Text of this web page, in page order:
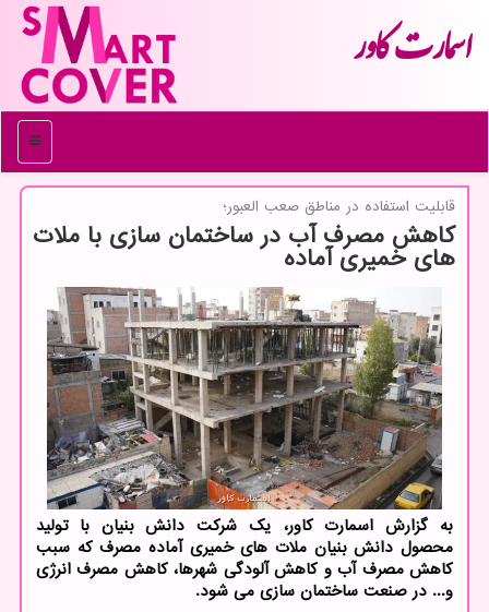
اسمارت كاور
منو
قابلیت استفاده در مناطق صعب العبور؛
کاهش مصرف آب در ساختمان سازی با ملات
های خمیری آماده
به گزارش اسمارت کاور، یک شرکت دانش بنیان با تولید
محصول دانش بنیان ملات های خمیری آماده مصرف که سبب
کاهش مصرف آب و کاهش آلودگی شهرها، کاهش مصرف انرژی
و... در صنعت ساختمان سازی می شود.